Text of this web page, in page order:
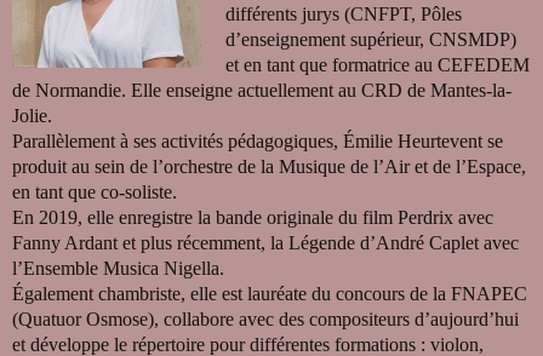
différents jurys (CNFPT, Pôles
d’enseignement supérieur, CNSMDP)
et en tant que formatrice au CEFEDEM
de Normandie. Elle enseigne actuellement au CRD de Mantes-la-
Jolie.
Parallèlement à ses activités pédagogiques, Émilie Heurtevent se
produit au sein de l’orchestre de la Musique de l’Air et de l’Espace,
en tant que co-soliste.
En 2019, elle enregistre la bande originale du film Perdrix avec
Fanny Ardant et plus récemment, la Légende d’André Caplet avec
l’Ensemble Musica Nigella.
Également chambriste, elle est lauréate du concours de la FNAPEC
(Quatuor Osmose), collabore avec des compositeurs d’aujourd’hui
et développe le répertoire pour différentes formations : violon,